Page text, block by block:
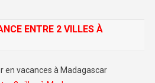
ENTRE 2 VILLES À